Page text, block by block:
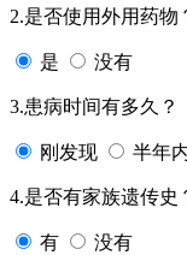
2.是否使用外用药物
是 没有
3.患病时间有多久？
刚发现 半年
4.是否有家族遗传史
有 没有